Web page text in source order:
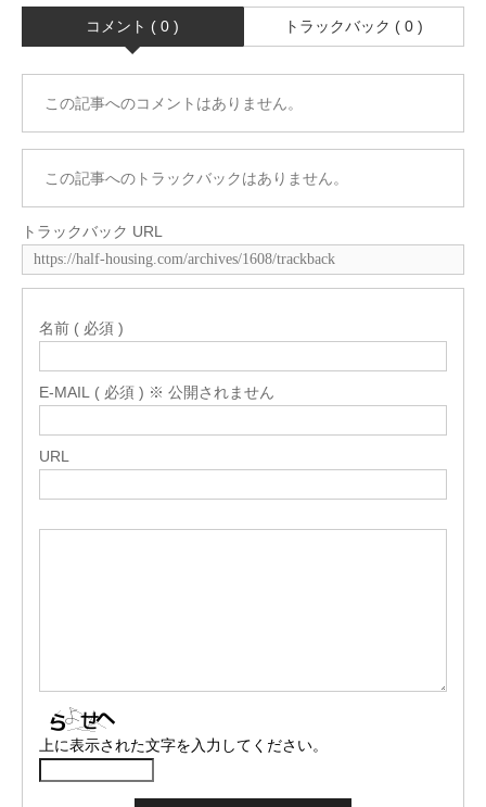
コメント ( 0 ) トラックバック ( 0 )
この記事へのコメントはありません。
この記事へのトラックバックはありません。
トラックバック URL
名前 ( 必須 )
E-MAIL ( 必須 ) ※ 公開されません
URL
上に表示された文字を入力してください。